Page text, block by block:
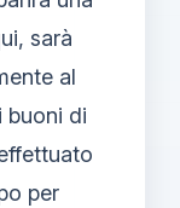
sarà
al
buoni di
per